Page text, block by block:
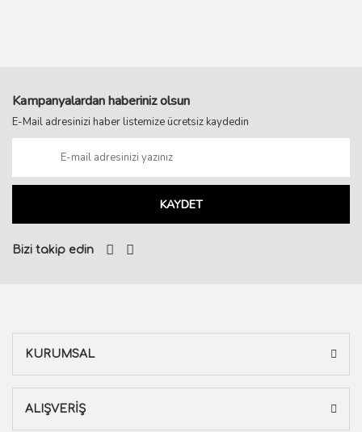
Kampanyalardan haberiniz olsun
E-Mail adresinizi haber listemize ücretsiz kaydedin
KAYDET
Bizi takip edin
KURUMSAL
ALIŞVERİŞ